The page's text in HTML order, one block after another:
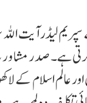
لیڈر آیت
ہے۔ صد ر
عالم اسلام کے